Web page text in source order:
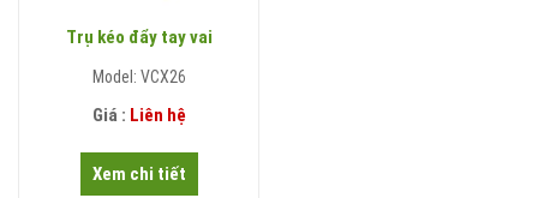
Trụ kéo đẩy tay vai
Model: VCX26
Giá : Liên hệ
Xem chi tiết